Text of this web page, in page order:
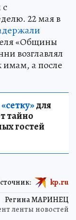
с
22 мая в
«Общины
возглавлял
имам, а после
для
тайно
гостей
Регина МАРИНЕЦ
ленты новостей
kp.ru